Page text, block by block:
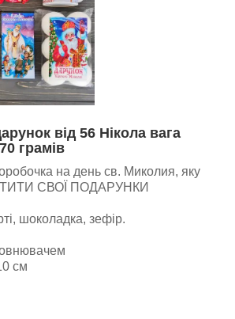
від 56 Нікола вага
грамів
на день св. Миколия, яку
СВОЇ ПОДАРУНКИ
шоколадка, зефір.
см